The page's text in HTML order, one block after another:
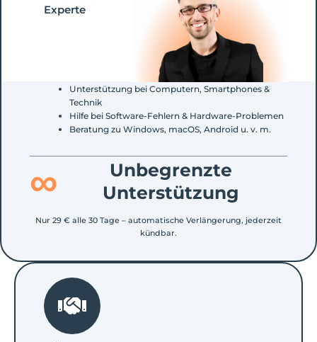
Experte
Unterstützung bei Computern, Smartphones &
Technik
Hilfe bei Software-Fehlern & Hardware-Problemen
Beratung zu Windows, macOS, Android u. v. m.
∞
Unbegrenzte
Unterstützung
Nur 29 € alle 30 Tage – automatische Verlängerung, jederzeit
kündbar.